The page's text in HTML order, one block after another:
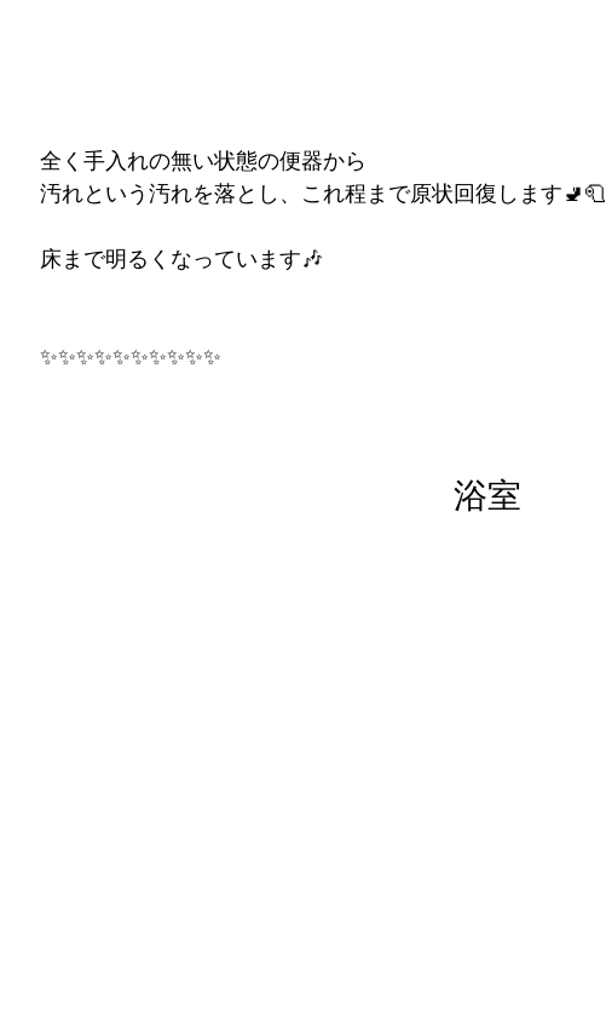
全く手入れの無い状態の便器から
汚れという汚れを落とし、これ程まで原状回復します🚽🧻
床まで明るくなっています🎶
✨✨✨✨✨✨✨✨✨✨
浴室